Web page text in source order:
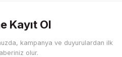
ederiz.
görüntülenemiyor.
Kayıt Ol
kampanya ve duyurulardan ilk
olur.